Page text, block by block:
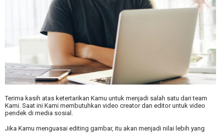
Terima kasih atas ketertarikan Kamu untuk menjadi salah satu dari team
Kami. Saat ini Kami membutuhkan video creator dan editor untuk video
pendek di media sosial.
Jika Kamu menguasai editing gambar, itu akan menjadi nilai lebih yang